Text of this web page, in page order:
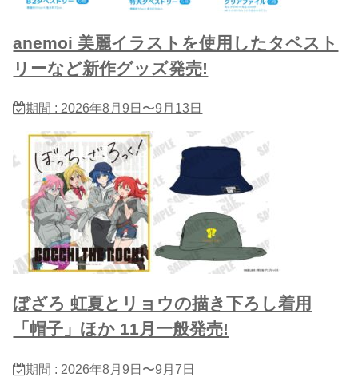
anemoi 美麗イラストを使用したタペスト
リーなど新作グッズ発売!
期間 : 2026年8月9日〜9月13日
ぼざろ 虹夏とリョウの描き下ろし着用
「帽子」ほか 11月一般発売!
期間 : 2026年8月9日〜9月7日